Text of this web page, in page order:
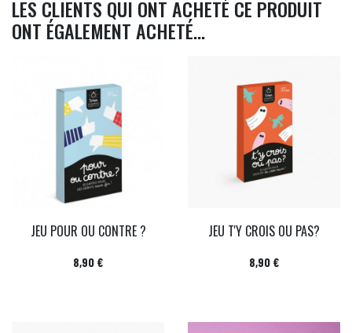
LES CLIENTS QUI ONT ACHETÉ CE PRODUIT
ONT ÉGALEMENT ACHETÉ...
JEU POUR OU CONTRE ?
Prix
8,90 €
JEU T'Y CROIS OU PAS?
Prix
8,90 €